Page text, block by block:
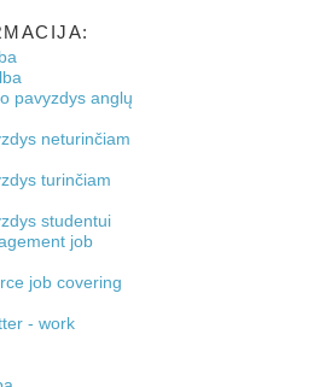
pavyzdys anglų
neturinčiam
turinčiam
studentui
job
job covering
- work